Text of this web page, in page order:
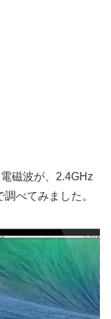
磁波が、2.4GHz
べてみました。